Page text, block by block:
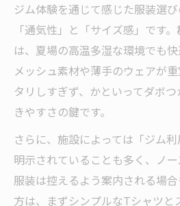
ジム体験を通じて感じた服装選
「通気性」と「サイズ感」です
は、夏場の高温多湿な環境でも快
メッシュ素材や薄手のウェアが
タリしすぎず、かといってダボ
きやすさの鍵です。
さらに、施設によっては「ジム
明示されていることも多く、ノ
服装は控えるよう案内される場
方は、まずシンプルなTシャツと